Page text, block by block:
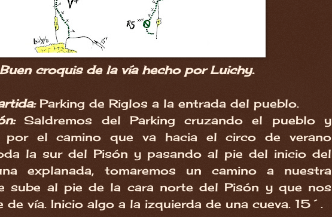
Buen croquis de la vía hecho por Luichy.
Parking de Riglos a la entrada del pueblo.
Saldremos del Parking cruzando el pueblo y
por el camino que va hacia el circo de verano
la sur del Pisón y pasando al pie del inicio del
explanada, tomaremos un camino a nuestra
sube al pie de la cara norte del Pisón y que nos
de vía. Inicio algo a la izquierda de una cueva. 15´.